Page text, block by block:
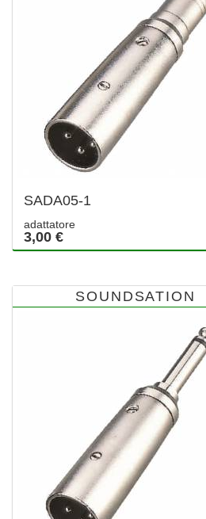
SADA05-1
adattatore
3,00 €
SOUNDSATION